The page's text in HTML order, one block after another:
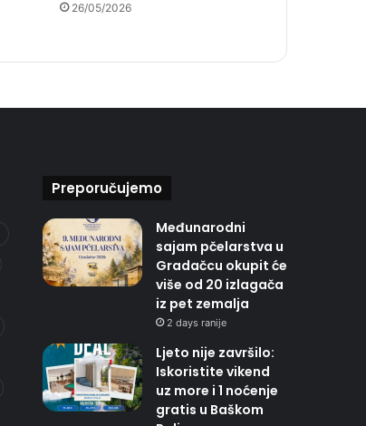
26/05/2026
Preporučujemo
Međunarodni
sajam pčelarstva u
Gradačcu okupit će
više od 20 izlagača
iz pet zemalja
2 days ranije
Ljeto nije završilo:
Iskoristite vikend
uz more i 1 noćenje
gratis u Baškom